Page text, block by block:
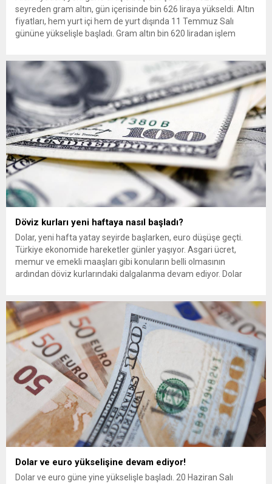
seyreden gram altın, gün içerisinde bin 626 liraya yükseldi. Altın
fiyatları, hem yurt içi hem de yurt dışında 11 Temmuz Salı
gününe yükselişle başladı. Gram altın bin 620 liradan işlem
Döviz kurları yeni haftaya nasıl başladı?
Dolar, yeni hafta yatay seyirde başlarken, euro düşüşe geçti.
Türkiye ekonomide hareketler günler yaşıyor. Asgari ücret,
memur ve emekli maaşları gibi konuların belli olmasının
ardından döviz kurlarındaki dalgalanma devam ediyor. Dolar
kapanışına...
Dolar ve euro yükselişine devam ediyor!
Dolar ve euro güne yine yükselişle başladı. 20 Haziran Salı